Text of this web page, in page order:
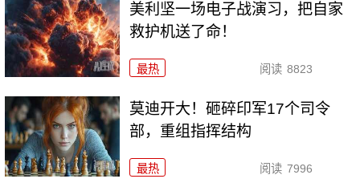
美利坚一场电子战演习，把自家
救护机送了命！
最热 阅读 8823
莫迪开大！砸碎印军17个司令
部，重组指挥结构
最热 阅读 7996